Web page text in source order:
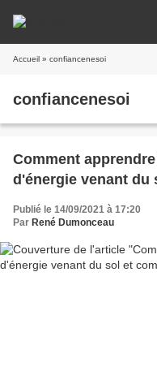
Accueil » confiancenesoi
confiancenesoi
Comment
d'énergie venant du
Publié le 14/09/2021 à 17:20
Par René Dumonceau